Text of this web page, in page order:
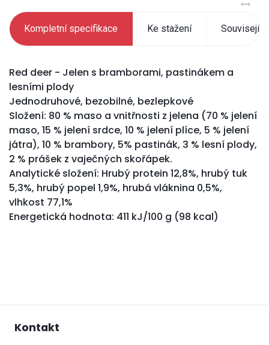
Kompletní specifikace Ke stažení
Red deer - Jelen s bramborami, pastinákem a
lesními plody
Jednodruhové, bezobilné, bezlepkové
Složení: 80 % maso a vnitřnosti z jelena (70 % jelení
maso, 15 % jelení srdce, 10 % jelení plíce, 5 % jelení
játra), 10 % brambory, 5% pastinák, 3 % lesní plody,
2 % prášek z vaječných skořápek.
Analytické složení: Hrubý protein 12,8%, hrubý tuk
5,3%, hrubý popel 1,9%, hrubá vláknina 0,5%,
vlhkost 77,1%
Energetická hodnota: 411 kJ/100 g (98 kcal)
Kontakt